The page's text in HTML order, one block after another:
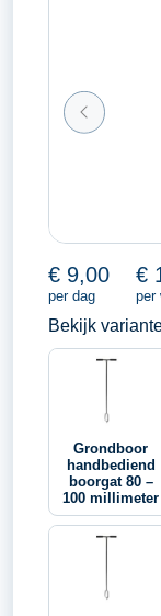
€ 9,00
per dag
€
per
Bekijk
Grondboor
handbediend
boorgat 80 –
100 millimeter